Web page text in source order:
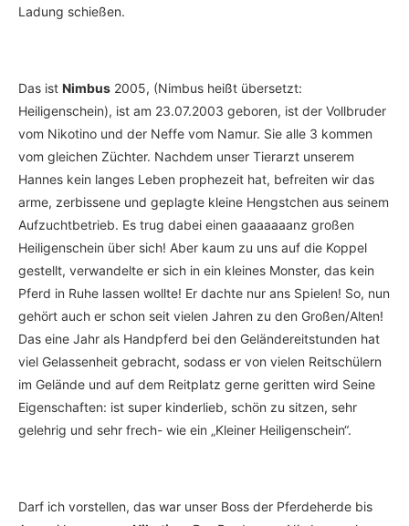
Ladung schießen.
Das ist Nimbus 2005, (Nimbus heißt übersetzt:
Heiligenschein), ist am 23.07.2003 geboren, ist der Vollbruder
vom Nikotino und der Neffe vom Namur. Sie alle 3 kommen
vom gleichen Züchter. Nachdem unser Tierarzt unserem
Hannes kein langes Leben prophezeit hat, befreiten wir das
arme, zerbissene und geplagte kleine Hengstchen aus seinem
Aufzuchtbetrieb. Es trug dabei einen gaaaaaanz großen
Heiligenschein über sich! Aber kaum zu uns auf die Koppel
gestellt, verwandelte er sich in ein kleines Monster, das kein
Pferd in Ruhe lassen wollte! Er dachte nur ans Spielen! So, nun
gehört auch er schon seit vielen Jahren zu den Großen/Alten!
Das eine Jahr als Handpferd bei den Geländereitstunden hat
viel Gelassenheit gebracht, sodass er von vielen Reitschülern
im Gelände und auf dem Reitplatz gerne geritten wird Seine
Eigenschaften: ist super kinderlieb, schön zu sitzen, sehr
gelehrig und sehr frech- wie ein „Kleiner Heiligenschein“.
Darf ich vorstellen, das war unser Boss der Pferdeherde bis